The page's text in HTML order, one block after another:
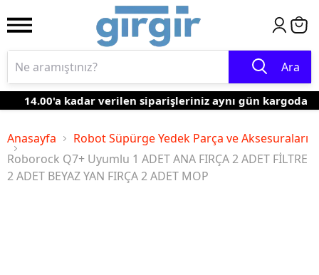
Ara
14.00'a kadar verilen siparişleriniz aynı gün kargoda
Anasayfa
Robot Süpürge Yedek Parça ve Aksesuraları
Roborock Q7+ Uyumlu 1 ADET ANA FIRÇA 2 ADET FİLTRE
2 ADET BEYAZ YAN FIRÇA 2 ADET MOP